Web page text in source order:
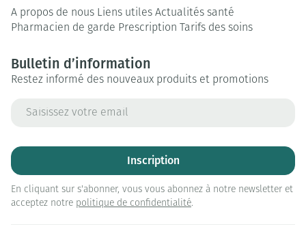
A propos de nous Liens utiles Actualités santé
Pharmacien de garde Prescription Tarifs des soins
Bulletin d’information
Restez informé des nouveaux produits et promotions
Inscription
En cliquant sur s'abonner, vous vous abonnez à notre newsletter et
acceptez notre politique de confidentialité.